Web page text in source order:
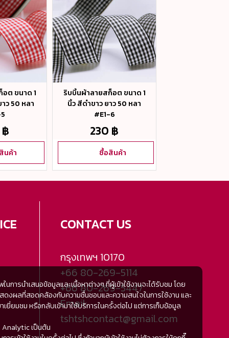
ต ขนาด 1
ว 50 หลา
นค้า
ริบบิ้นผ้าลายสก็อต ขนาด 1
นิ้ว สีดำขาว ยาว 50 หลา
#E1-6
230 ฿
ซื้อสินค้า
CONTACT US
กรุงเทพฯ 10170
+66 80-269-5114
+66 80-269-5447
Email:
tshtshcontact@gmail.com
ารนำเสนอข้อมูลและเนื้อหาต่างๆ ที่ผู้เข้าใช้งานจะได้รับชม โดย
ดงผลที่สอดคล้องกับความชื่นชอบและความสนใจในการใช้งาน และ
ยี่ยมชม หรือกลับเข้ามาใช้บริการในครั้งต่อไป แต่การเก็บข้อมูล
Analytic เป็นต้น